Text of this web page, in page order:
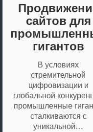
сайтов для
гигантов
В условиях
стремительной
цифровизации и
глобальной
промышленные
сталкиваются с
уникальной…